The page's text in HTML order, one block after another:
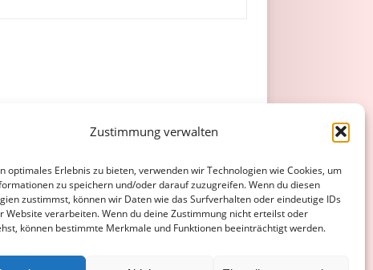
Zustimmung verwalten
optimales Erlebnis zu bieten, verwenden wir Technologien wie Cookies, um
zu speichern und/oder darauf zuzugreifen. Wenn du diesen
zustimmst, können wir Daten wie das Surfverhalten oder eindeutige IDs
Website verarbeiten. Wenn du deine Zustimmung nicht erteilst oder
können bestimmte Merkmale und Funktionen beeinträchtigt werden.
und Weißmann ersetzen